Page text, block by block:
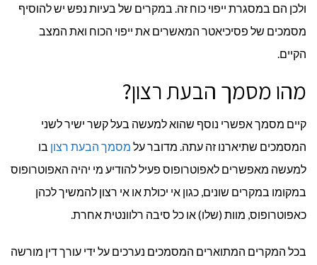
ולכן הם במסגרת ייפוי כוח זה. במקרים של בעיות נפש יש להוסיף
מסמכים של פסיכיאטר המאשרים את ייפוי הכוח ואת המצב
הקיים.
מהו מסמך הבעת רצון?
קיים מסמך אפשרי נוסף שהוא למעשה בעל קשר ישיר לשני
המסמכים שתיארנו זה עתה. מדובר על מסמך הבעת רצון בו
למעשה מאפשרים לאפוטרופוס פעיל להודיע מי יהיה האפוטרופוס
במקומו במקרים שונים, כגון אי יכולת או אי רצון להמשיך לכהן
כאפוטרופוס, מוות (שלו) או כל סיבה רלוונטית אחרת.
בכל המקרים המתוארים המסמכים נערכים על ידי עורך דין מורשה